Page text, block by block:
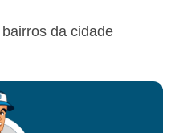
da cidade